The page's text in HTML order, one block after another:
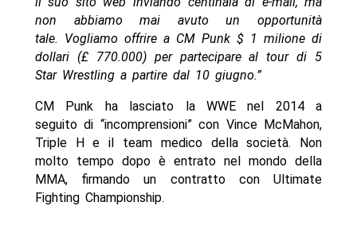
non abbiamo mai avuto un opportunità
tale. Vogliamo offrire a CM Punk $ 1 milione di
dollari (£ 770.000) per partecipare al tour di 5
Star Wrestling a partire dal 10 giugno.”
CM Punk ha lasciato la WWE nel 2014 a
seguito di “incomprensioni” con Vince McMahon,
Triple H e il team medico della società. Non
molto tempo dopo è entrato nel mondo della
MMA, firmando un contratto con Ultimate
Fighting Championship.